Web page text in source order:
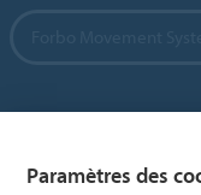
Paramètres des